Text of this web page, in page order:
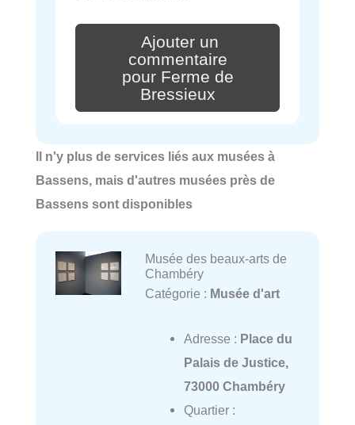
Ajouter un
commentaire
pour Ferme de
Bressieux
Il n'y plus de services liés aux musées à
Bassens, mais d'autres musées près de
Bassens sont disponibles
Musée des beaux-arts de
Chambéry
Catégorie : Musée d'art
Adresse : Place du
Palais de Justice,
73000 Chambéry
Quartier :